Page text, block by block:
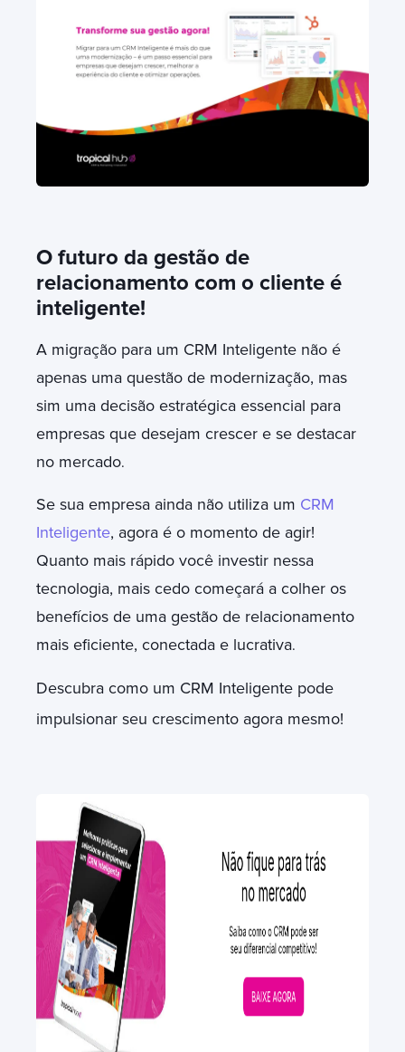
O futuro da gestão de
relacionamento com o cliente é
inteligente!
A migração para um CRM Inteligente não é
apenas uma questão de modernização, mas
sim uma decisão estratégica essencial para
empresas que desejam crescer e se destacar
no mercado.
Se sua empresa ainda não utiliza um CRM
Inteligente, agora é o momento de agir!
Quanto mais rápido você investir nessa
tecnologia, mais cedo começará a colher os
benefícios de uma gestão de relacionamento
mais eficiente, conectada e lucrativa.
Descubra como um CRM Inteligente pode
impulsionar seu crescimento agora mesmo!